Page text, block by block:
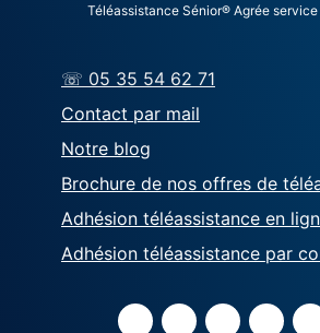
Téléassistance Sénior® Agrée
☏ 05 35 54 62 71
Contact par mail
Notre blog
Brochure de nos offres de
Adhésion téléassistance en
Adhésion téléassistance par